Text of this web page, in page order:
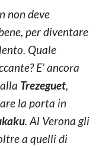
non deve
per diventare
Quale
E’ ancora
Trezeguet,
la porta in
. Al Verona gli
a quelli di